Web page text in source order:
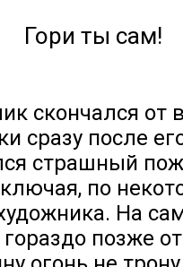
Гори ты сам!
скончался от
сразу после
страшный
по
На
позже